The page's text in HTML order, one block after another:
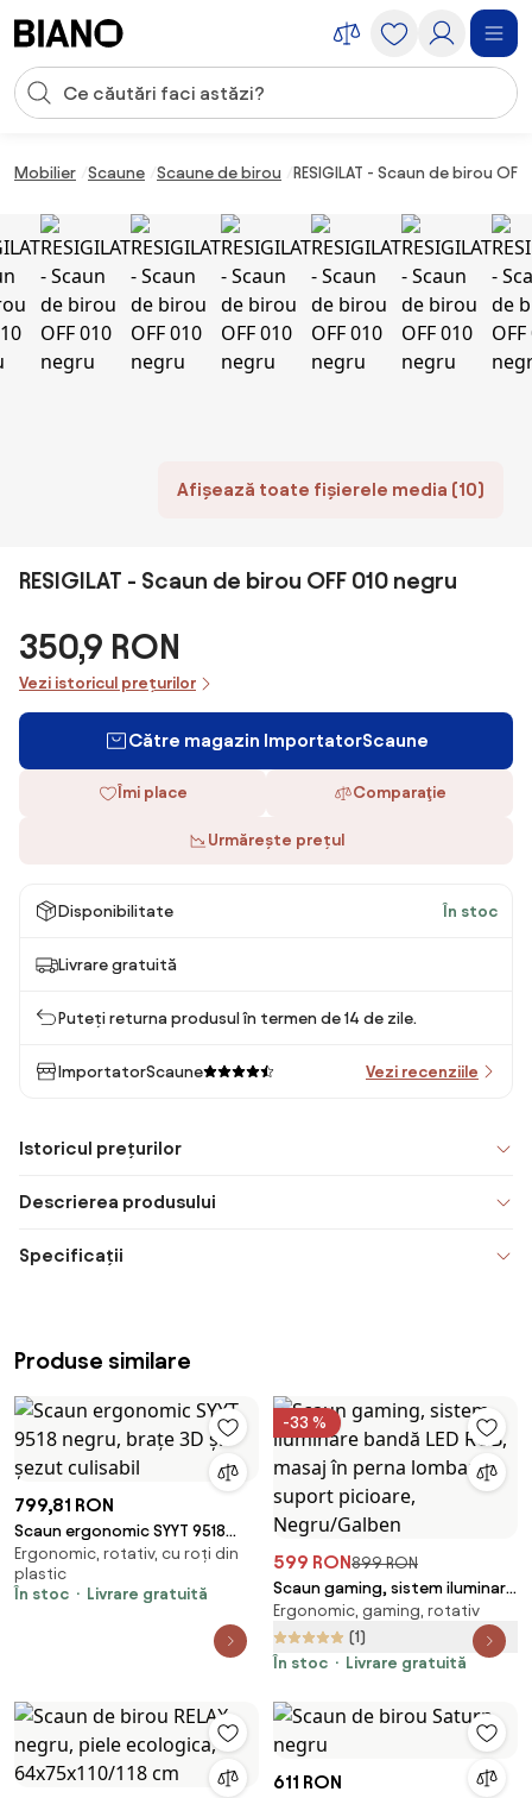
Introducerea căutării
Mobilier Scaune Scaune de birou RESIGILAT - Scaun de birou
Afișează toate fișierele media (10)
RESIGILAT - Scaun de birou OFF 010 negru
350,9 RON
Vezi istoricul prețurilor
Către magazin ImportatorScaune
Îmi place Comparaţie
Urmărește prețul
Disponibilitate În stoc
Livrare gratuită
Puteți returna produsul în termen de 14 de zile.
ImportatorScaune Vezi recenziile
Istoricul prețurilor
Descrierea produsului
Specificații
Produse similare
799,81 RON
Scaun ergonomic SYYT 9518
negru, brațe 3D și șezut
culisabil
Ergonomic, rotativ, cu roți din
plastic
În stoc
Livrare gratuită
-33 %
599 RON899 RON
Scaun gaming, sistem iluminare
bandă LED RGB, masaj în perna
lombară, suport picioare,
Negru/Galben
Ergonomic, gaming, rotativ
(1)
În stoc
Livrare gratuită
611 RON